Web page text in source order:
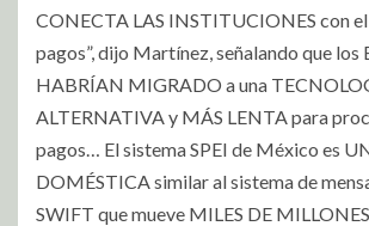
CONECTA LAS INSTITUCIONES con
pagos”, dijo Martínez, señalando que los
HABRÍAN MIGRADO a una
ALTERNATIVA y MÁS LENTA para
pagos… El sistema SPEI de México es
DOMÉSTICA similar al sistema de
SWIFT que mueve MILES DE